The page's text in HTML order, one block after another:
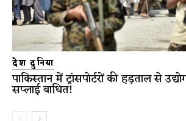
देश दुनिया
पाकिस्तान में ट्रांसपोर्टरों की हड़ताल से
सप्लाई बाधित!